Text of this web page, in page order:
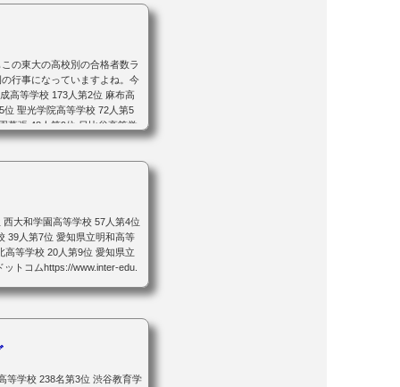
の東大の高校別の合格者数ラ
行事になっていますよね。今
高等学校 173人第2位 麻布高
位 聖光学院高等学校 72人第5
幕張 48人第9位 日比谷高等学
人第...
大和学園高等学校 57人第4位
39人第7位 愛知県立明和高等
高等学校 20人第9位 愛知県立
トコムhttps://www.inter-edu.
等学校 238名第3位 渋谷教育学